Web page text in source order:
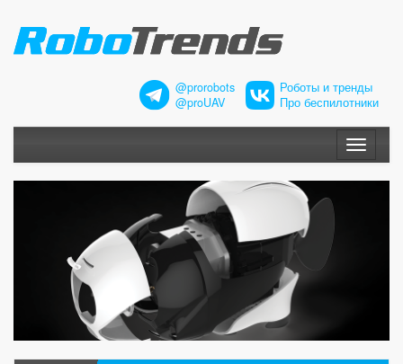
@prorobots
@proUAV
Роботы и тренды
Про беспилотники
Меню